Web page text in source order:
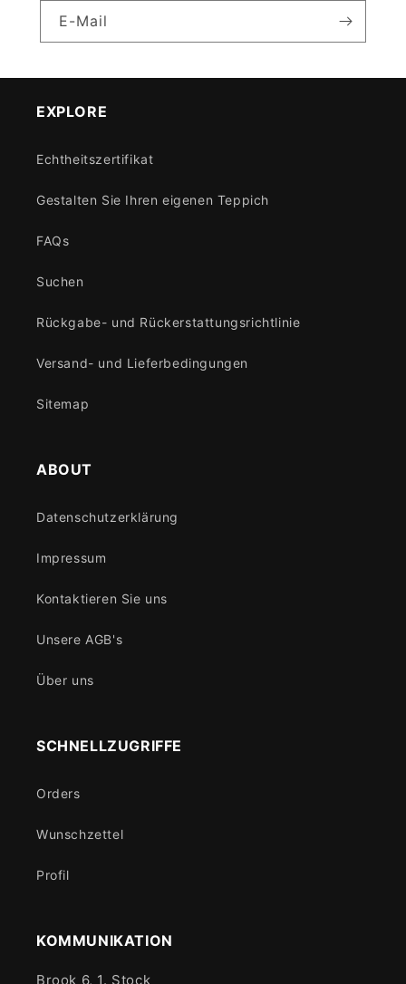
E-Mail
EXPLORE
Echtheitszertifikat
Gestalten Sie Ihren eigenen Teppich
FAQs
Suchen
Rückgabe- und Rückerstattungsrichtlinie
Versand- und Lieferbedingungen
Sitemap
ABOUT
Datenschutzerklärung
Impressum
Kontaktieren Sie uns
Unsere AGB's
Über uns
SCHNELLZUGRIFFE
Orders
Wunschzettel
Profil
KOMMUNIKATION
Brook 6, 1. Stock